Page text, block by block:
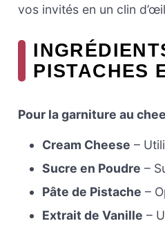
vos invités en un clin
PISTACHES
Pour la garniture au
Cream Cheese –
Sucre en Poudre –
Pâte de Pistache –
Extrait de Vanille –